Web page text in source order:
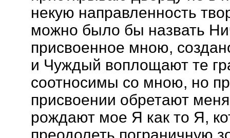
некую направленность
можно было бы назвать
присвоенное мною,
и Чуждый воплощают те
соотносимы со мною, но
присвоении обретают
рождают мое Я как то Я,